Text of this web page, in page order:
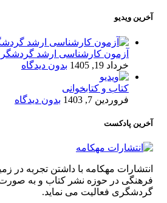
آخرین ویدیو
آزمون کارشناسی ارشد گردشگری ۱۹-۱۸ تیرماه
خرداد 19, 1405
بدون دیدگاه
کتاب و کتابخوانی
فروردین 7, 1403
بدون دیدگاه
آخرین پادکست
انتشارات مهکامه با داشتن تجربه در
فرهنگی در حوزه نشر کتاب و به
گردشگری فعالیت می نماید.